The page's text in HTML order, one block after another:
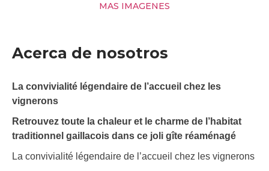
MAS IMAGENES
Acerca de nosotros
La convivialité légendaire de l’accueil chez les
vignerons
Retrouvez toute la chaleur et le charme de l’habitat
traditionnel gaillacois dans ce joli gîte réaménagé
La convivialité légendaire de l’accueil chez les vignerons